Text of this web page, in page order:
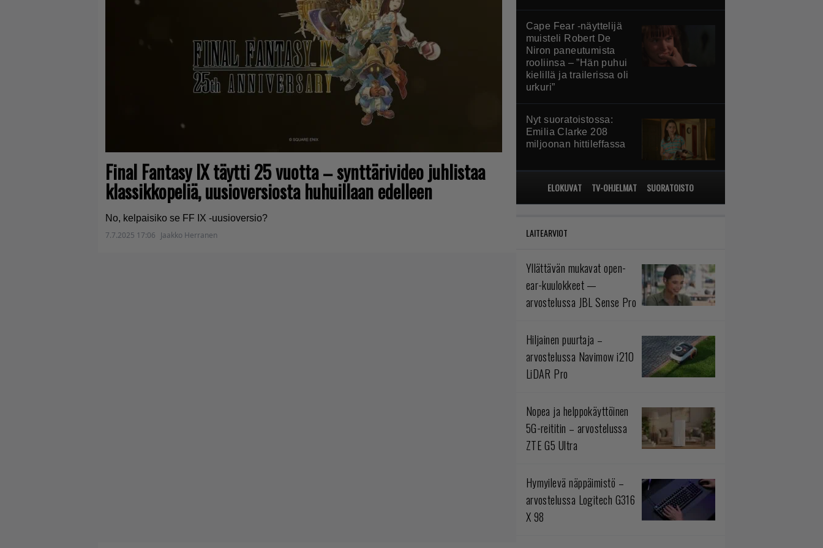
Final Fantasy IX täytti 25 vuotta – synttärivideo juhlistaa
klassikkopeliä, uusioversiosta huhuillaan edelleen
No, kelpaisiko se FF IX -uusioversio?
7.7.2025 17:06 Jaakko Herranen
Cape Fear -näyttelijä
muisteli Robert De
Niron paneutumista
rooliinsa – ”Hän puhui
kielillä ja trailerissa oli
urkuri”
Nyt suoratoistossa:
Emilia Clarke 208
miljoonan hittileffassa
ELOKUVAT TV-OHJELMAT SUORATOISTO
LAITEARVIOT
Yllättävän mukavat open-
ear-kuulokkeet —
arvostelussa JBL Sense Pro
Hiljainen puurtaja –
arvostelussa Navimow i210
LiDAR Pro
Nopea ja helppokäyttöinen
5G-reititin – arvostelussa
ZTE G5 Ultra
Hymyilevä näppäimistö –
arvostelussa Logitech G316
X 98